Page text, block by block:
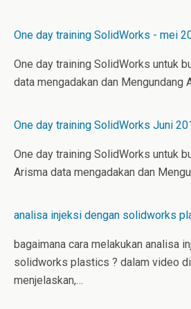
One day training SolidWorks - mei
One day training SolidWorks untuk
data mengadakan dan Mengundang
One day training SolidWorks Juni
One day training SolidWorks untuk
Arisma data mengadakan dan
analisa injeksi dengan solidworks
bagaimana cara melakukan analisa
solidworks plastics ? dalam video
menjelaskan,…